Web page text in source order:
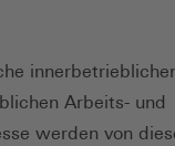
Arbeits- und
werden von